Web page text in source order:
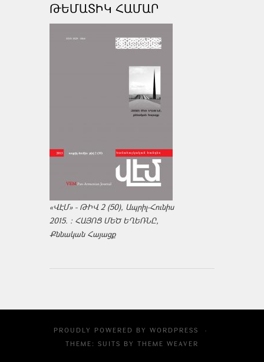
ԹԵՄԱՏԻԿ ՀԱՄԱՐ
«ՎԷՄ» - ԹԻՎ 2 (50), Ապրիլ-Հունիս
2015. : ՀԱՅՈՑ ՄԵԾ ԵՂԵՌՆԸ,
Քննական Հայացք
PROUDLY POWERED BY WORDPRESS
·
THEME: SUITS BY THEME WEAVER